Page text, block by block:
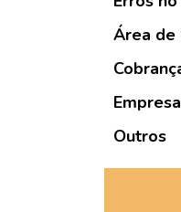
Área de
Empresa
Outros